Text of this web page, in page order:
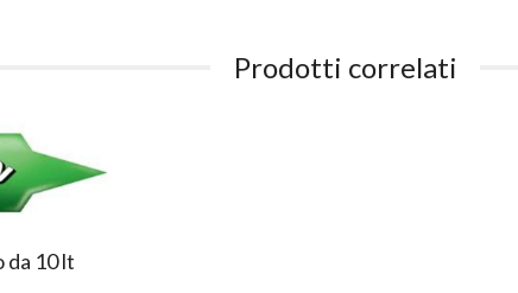
Prodotti correlati
da 10 lt